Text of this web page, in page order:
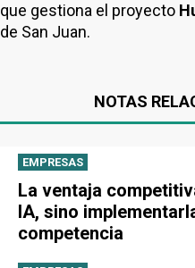
que gestiona el proyecto
de San Juan.
NOTAS
EMPRESAS
La ventaja
IA, sino
competencia